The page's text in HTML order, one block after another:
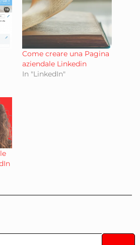
Come creare una Pagina
aziendale Linkedin
In "LinkedIn"